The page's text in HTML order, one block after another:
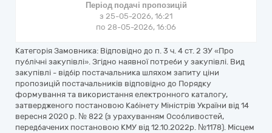
Період подачі пропозицій
з 25-05-2026, 16:21
по 28-05-2026, 16:06
Категорія Замовника: Відповідно до п. 3 ч. 4 ст. 2 ЗУ «Про
публічні закупівлі». Згідно наявної потреби у закупівлі. Вид
закупівлі - відбір постачальника шляхом запиту ціни
пропозицій постачальників відповідно до Порядку
формування та використання електронного каталогу,
затвердженого постановою Кабінету Міністрів України від 14
вересня 2020 р. № 822 (з урахуванням Особливостей,
передбачених постановою КМУ від 12.10.2022р. №1178). Місцем